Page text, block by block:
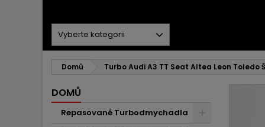
Domů Turbo Audi A3 TT Seat Altea Leon Toledo
DOMŮ
Repasované Turbodmychadla